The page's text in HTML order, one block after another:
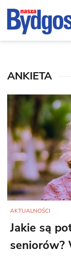
ANKIETA
AKTUALNOŚCI
Jakie są
seniorów?